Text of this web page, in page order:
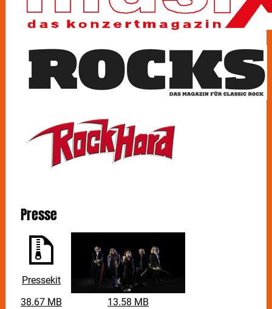
Presse
Pressekit
38.67 MB
13.58 MB